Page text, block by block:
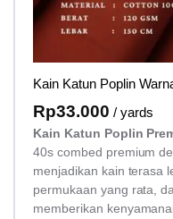
Kain Katun Poplin
Rp33.000 / yards
Kain Katun Poplin
40s combed premium
menjadikan kain terasa
permukaan yang rata,
memberikan